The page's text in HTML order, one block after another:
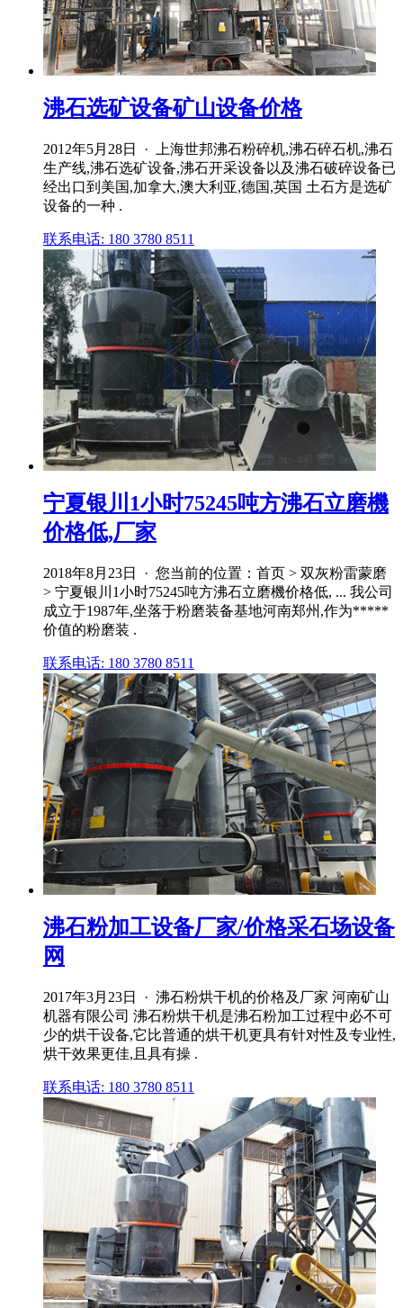
沸石选矿设备矿山设备价格
2012年5月28日 · 上海世邦沸石粉碎机,沸石碎石机,沸石
生产线,沸石选矿设备,沸石开采设备以及沸石破碎设备已
经出口到美国,加拿大,澳大利亚,德国,英国 土石方是选矿
设备的一种 .
联系电话: 180 3780 8511
宁夏银川1小时75245吨方沸石立磨機
价格低,厂家
2018年8月23日 · 您当前的位置：首页 > 双灰粉雷蒙磨
> 宁夏银川1小时75245吨方沸石立磨機价格低, ... 我公司
成立于1987年,坐落于粉磨装备基地河南郑州,作为*****
价值的粉磨装 .
联系电话: 180 3780 8511
沸石粉加工设备厂家/价格采石场设备
网
2017年3月23日 · 沸石粉烘干机的价格及厂家 河南矿山
机器有限公司 沸石粉烘干机是沸石粉加工过程中必不可
少的烘干设备,它比普通的烘干机更具有针对性及专业性,
烘干效果更佳,且具有操 .
联系电话: 180 3780 8511